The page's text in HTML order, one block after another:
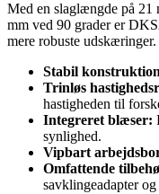
Med en slaglængde på 21
mm ved 90 grader er
mere robuste udskæringer.
Stabil
Trinløs
hastigheden til
Integreret blæser:
synlighed.
Vipbart
Omfattende
savklingeadapter